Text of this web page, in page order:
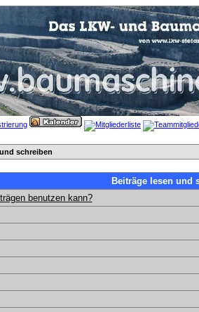
schreiben
Beiträge lesen und
benutzen kann?